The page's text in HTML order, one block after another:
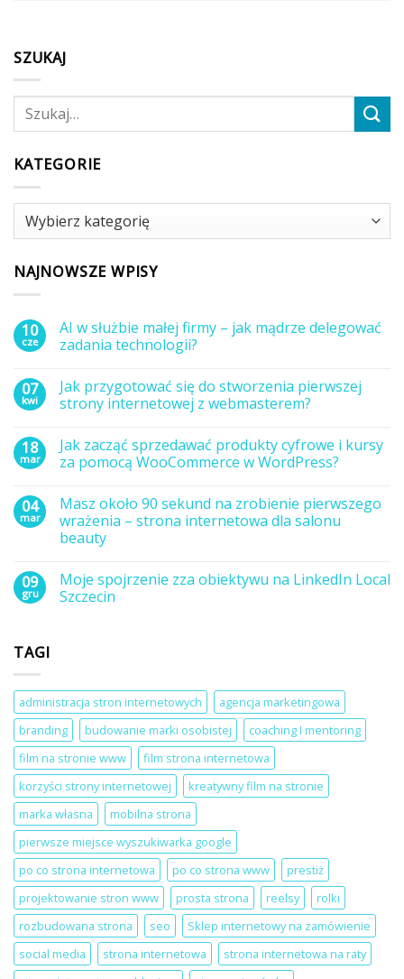
SZUKAJ
KATEGORIE
Kategorie
NAJNOWSZE WPISY
10
cze
AI w służbie małej firmy – jak mądrze delegować
zadania technologii?
do
AI
w
firmy
–
jak
zadania
technologii?
07
kwi
Jak przygotować się do stworzenia pierwszej
strony internetowej z webmasterem?
do
Jak
przygotować
stworzenia
pierwszej
strony
internetowej
18
mar
Jak zacząć sprzedawać produkty cyfrowe i kursy
za pomocą WooCommerce w WordPress?
do
Jak
zacząć
sprzedawać
produkty
kursy
za
04
mar
Masz około 90 sekund na zrobienie pierwszego
wrażenia – strona internetowa dla salonu
beauty
do
Masz
około
strona
internetowa
dla
salonu
beauty
09
gru
Moje spojrzenie zza obiektywu na LinkedIn Local
Szczecin
na
LinkedIn
Local
Szczecin
TAGI
administracja stron internetowych
agencja marketingowa
branding
budowanie marki osobistej
coaching I mentoring
film na stronie www
film strona internetowa
korzyści strony internetowej
kreatywny film na stronie
marka własna
mobilna strona
pierwsze miejsce wyszukiwarka google
po co strona internetowa
po co strona www
prestiż
projektowanie stron www
prosta strona reelsy
rolki
rozbudowana strona
seo
Sklep internetowy na zamówienie
social media
strona internetowa
strona internetowa na raty